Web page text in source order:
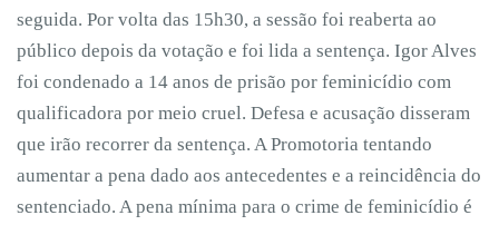
seguida. Por volta das 15h30, a sessão foi reaberta ao
público depois da votação e foi lida a sentença. Igor Alves
foi condenado a 14 anos de prisão por feminicídio com
qualificadora por meio cruel. Defesa e acusação disseram
que irão recorrer da sentença. A Promotoria tentando
aumentar a pena dado aos antecedentes e a reincidência do
sentenciado. A pena mínima para o crime de feminicídio é